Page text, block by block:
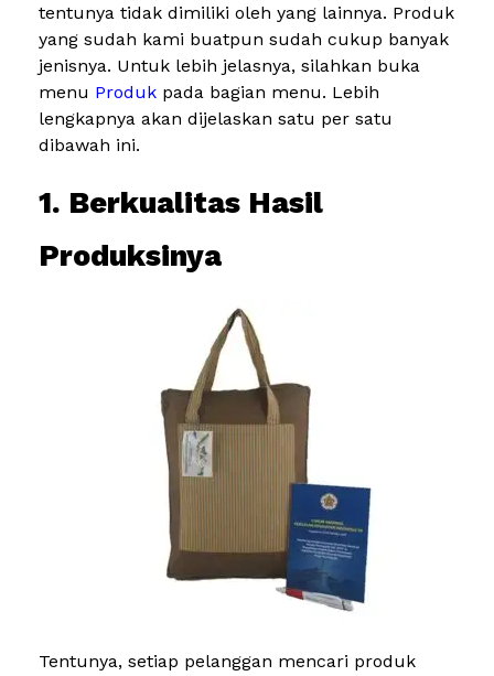
tentunya tidak dimiliki oleh yang lainnya. Produk
yang sudah kami buatpun sudah cukup banyak
jenisnya. Untuk lebih jelasnya, silahkan buka
menu Produk pada bagian menu. Lebih
lengkapnya akan dijelaskan satu per satu
dibawah ini.
1. Berkualitas Hasil
Produksinya
Tentunya, setiap pelanggan mencari produk